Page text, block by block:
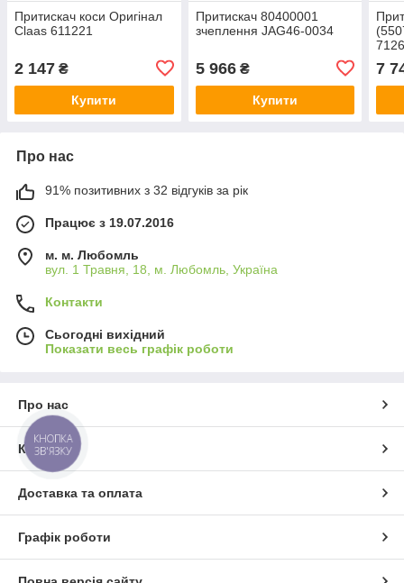
Притискач коси Оригінал
Claas 611221
2 147 ₴
Купити
Притискач 80400001
зчеплення JAG46-0034
5 966₴
Купити
7
Про нас
91% позитивних з 32 відгуків за рік
Працює з 19.07.2016
м. м. Любомль
вул. 1 Травня, 18, м. Любомль, Україна
Контакти
Сьогодні вихідний
Показати весь графік роботи
Про нас
Контакти
Доставка та оплата
Графік роботи
КНОПКА
ЗВ'ЯЗКУ